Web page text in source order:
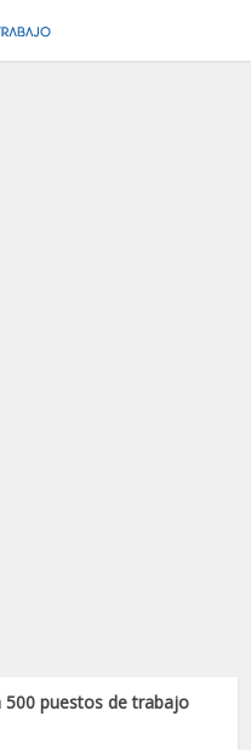
puestos de trabajo